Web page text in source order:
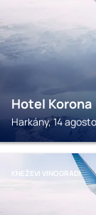
Hotel Korona
Harkány, 14
KNEŽEVI VINOGRADI